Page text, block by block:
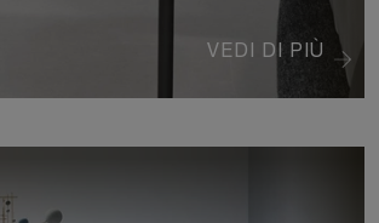
VEDI DI PIÙ